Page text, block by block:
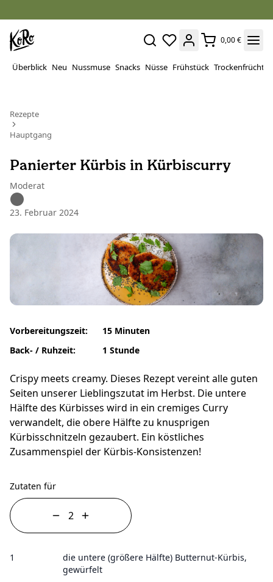
0,00 €
Überblick Neu Nussmuse Snacks Nüsse Frühstück Trockenfrüchte
Rezepte
Hauptgang
Panierter Kürbis in Kürbiscurry
Moderat
23. Februar 2024
Vorbereitungszeit:
Back- / Ruhzeit:
15 Minuten
1 Stunde
Crispy meets creamy. Dieses Rezept vereint alle guten
Seiten unserer Lieblingszutat im Herbst. Die untere
Hälfte des Kürbisses wird in ein cremiges Curry
verwandelt, die obere Hälfte zu knusprigen
Kürbisschnitzeln gezaubert. Ein köstliches
Zusammenspiel der Kürbis-Konsistenzen!
Zutaten für
1
die untere (größere Hälfte) Butternut-Kürbis,
gewürfelt